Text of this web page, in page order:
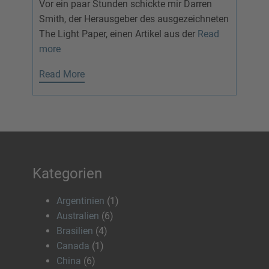
Vor ein paar Stunden schickte mir Darren
Smith, der Herausgeber des ausgezeichneten
The Light Paper, einen Artikel aus der Read
more
Read More
Kategorien
Argentinien (1)
Australien (6)
Brasilien (4)
Canada (1)
China (6)